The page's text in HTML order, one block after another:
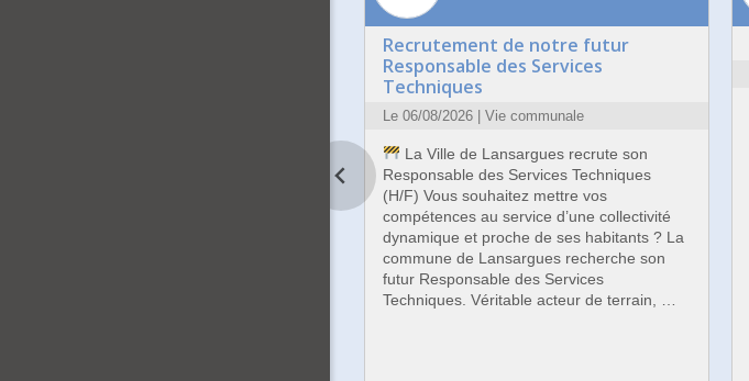
Recrutement de notre futur
Responsable des Services
Techniques
Le 06/08/2026 | Vie communale
La Ville de Lansargues recrute son
Responsable des Services Techniques
(H/F) Vous souhaitez mettre vos
compétences au service d’une collectivité
dynamique et proche de ses habitants ? La
commune de Lansargues recherche son
futur Responsable des Services
Techniques. Véritable acteur de terrain, …